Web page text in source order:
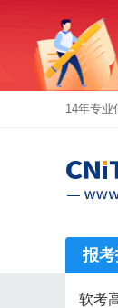
14年专业
报
软考